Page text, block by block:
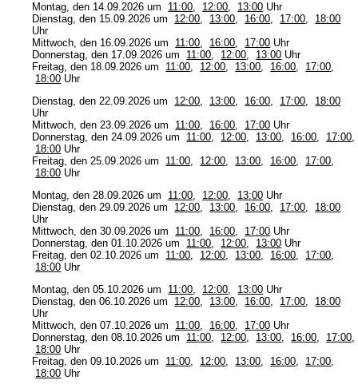
Montag, den 14.09.2026 um
11:00, 12:00, 13:00 Uhr
Dienstag, den 15.09.2026 um
12:00, 13:00, 16:00, 17:00,
18:00
Uhr
Mittwoch, den 16.09.2026 um
11:00, 16:00, 17:00 Uhr
Donnerstag, den 17.09.2026 um
11:00, 12:00, 13:00 Uhr
Freitag, den 18.09.2026 um
11:00, 12:00, 13:00, 16:00, 17:00,
18:00 Uhr
Dienstag, den 22.09.2026 um
12:00, 13:00, 16:00, 17:00,
18:00
Uhr
Mittwoch, den 23.09.2026 um
11:00, 16:00, 17:00 Uhr
Donnerstag, den 24.09.2026 um
11:00, 12:00, 13:00, 16:00, 17:00,
18:00 Uhr
Freitag, den 25.09.2026 um
11:00, 12:00, 13:00, 16:00, 17:00,
18:00 Uhr
Montag, den 28.09.2026 um
11:00 12:00 13:00 Uhr
Dienstag, den 29.09.2026 um
12:00 13:00 16:00 17:00
18:00
Uhr
Mittwoch, den 30.09.2026 um
11:00 16:00 17:00 Uhr
Donnerstag, den 01.10.2026 um
11:00 12:00 13:00 Uhr
Freitag, den 02.10.2026 um
11:00 12:00 13:00 16:00 17:00
18:00 Uhr
Montag, den 05.10.2026 um
11:00 12:00 13:00 Uhr
Dienstag, den 06.10.2026 um
12:00 13:00 16:00 17:00
18:00
Uhr
Mittwoch, den 07.10.2026 um
11:00 16:00 17:00 Uhr
Donnerstag, den 08.10.2026 um
11:00 12:00 13:00 16:00 17:00
18:00 Uhr
Freitag, den 09.10.2026 um
11:00 12:00 13:00 16:00 17:00
18:00 Uhr